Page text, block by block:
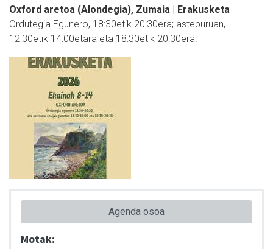
Oxford aretoa (Alondegia), Zumaia | Erakusketa
Ordutegia Egunero, 18:30etik 20:30era; asteburuan,
12:30etik 14:00etara eta 18:30etik 20:30era.
Agenda osoa
Motak: